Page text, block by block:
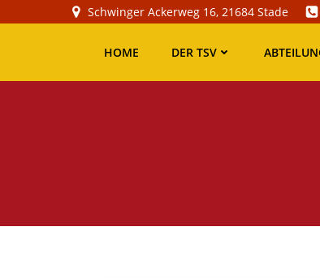
Inhalt
Schwinger Ackerweg 16, 21684 Stade
HOME DER TSV